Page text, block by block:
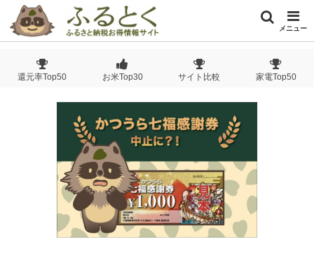
メニュー
還元率Top50 お米Top30 サイト比較 家電Top50